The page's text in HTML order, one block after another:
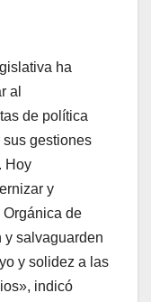
ha
al
de política
gestiones
Hoy
y
de
y salvaguarden
y solidez a las
indicó